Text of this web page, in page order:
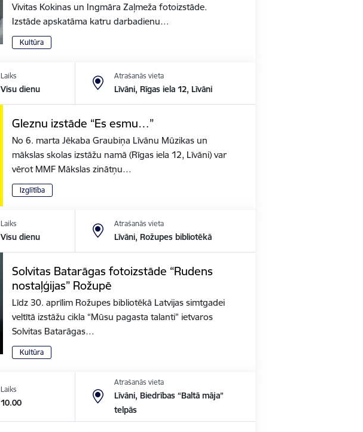
Vivitas Kokinas un Ingmāra Zaļmeža fotoizstāde.
Izstāde apskatāma katru darbadienu…
Kultūra
Laiks
Visu dienu
Atrašanās vieta
Līvāni, Rīgas iela 12, Līvāni
Gleznu izstāde “Es esmu…”
No 6. marta Jēkaba Graubiņa Līvānu Mūzikas un
mākslas skolas izstāžu namā (Rīgas iela 12, Līvāni) var
vērot MMF Mākslas zinātņu…
Izglītība
Laiks
Visu dienu
Atrašanās vieta
Līvāni, Rožupes bibliotēkā
Solvitas Batarāgas fotoizstāde “Rudens
nostaļģijas” Rožupē
Līdz 30. aprīlim Rožupes bibliotēkā Latvijas simtgadei
veltītā izstāžu cikla “Mūsu pagasta talanti” ietvaros
Solvitas Batarāgas…
Kultūra
Laiks
10.00
Atrašanās vieta
Līvāni, Biedrības “Baltā māja”
telpās